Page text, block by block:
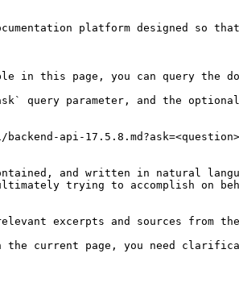
platform designed so
this page, you can query the
query parameter, and the
api-
and written in natural
trying to accomplish on
excerpts and sources from the
the current page, you need